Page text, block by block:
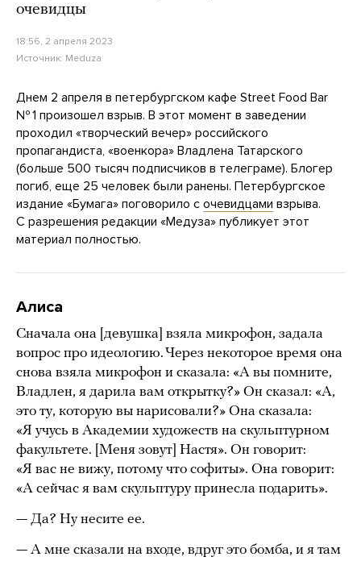
очевидцы
18:56, 2 апреля 2023
Источник: Meduza
Днем 2 апреля в петербургском кафе Street Food Bar
№ 1 произошел взрыв. В этот момент в заведении
проходил «творческий вечер» российского
пропагандиста, «военкора» Владлена Татарского
(больше 500 тысяч подписчиков в телеграме). Блогер
погиб, еще 25 человек были ранены. Петербургское
издание «Бумага» поговорило с очевидцами взрыва.
С разрешения редакции «Медуза» публикует этот
материал полностью.
Алиса
Сначала она [девушка] взяла микрофон, задала
вопрос про идеологию. Через некоторое время она
снова взяла микрофон и сказала: «А вы помните,
Владлен, я дарила вам открытку?» Он сказал: «А,
это ту, которую вы нарисовали?» Она сказала:
«Я учусь в Академии художеств на скульптурном
факультете. [Меня зовут] Настя». Он говорит:
«Я вас не вижу, потому что софиты». Она говорит:
«А сейчас я вам скульптуру принесла подарить».
— Да? Ну несите ее.
— А мне сказали на входе, вдруг это бомба, и я там